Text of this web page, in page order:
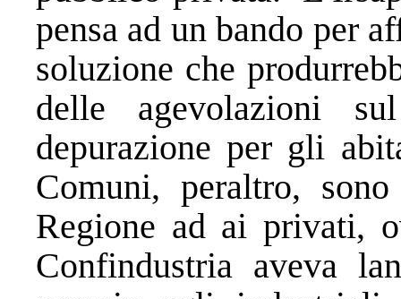
pensa ad un bando per
soluzione che
delle agevolazioni
depurazione per gli
Comuni, peraltro,
Regione ad ai privati,
Confindustria aveva